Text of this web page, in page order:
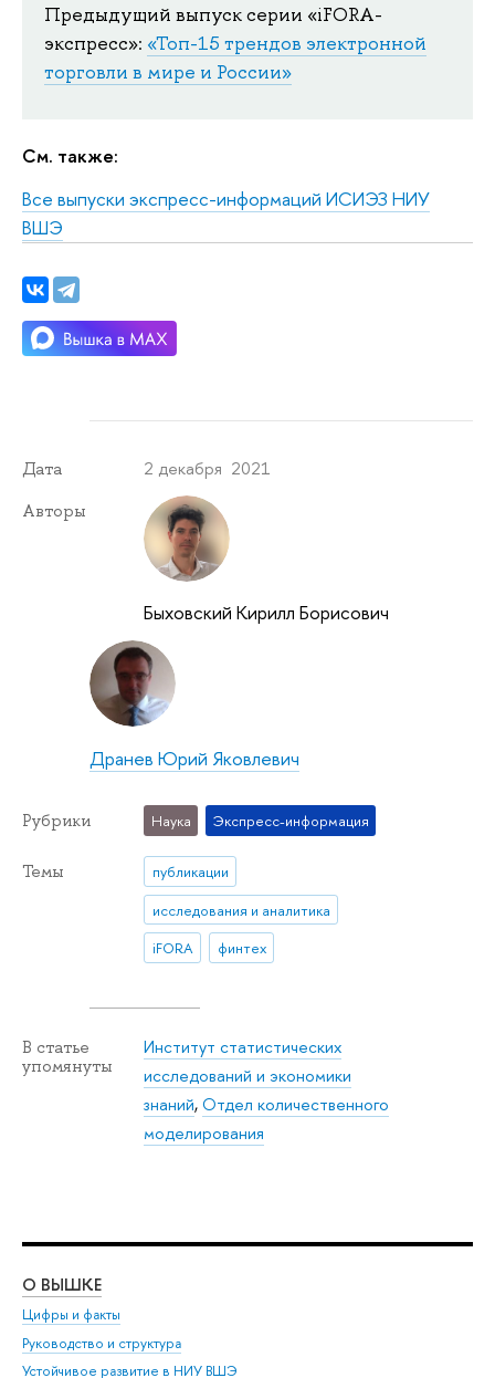
Предыдущий выпуск серии «iFORA-
экспресс»: «Топ-15 трендов электронной
торговли в мире и России»
См. также:
Все выпуски экспресс-информаций ИСИЭЗ НИУ
ВШЭ
Дата 2 декабря 2021
Авторы
Быховский Кирилл Борисович
Дранев Юрий Яковлевич
Рубрики Наука Экспресс-информация
Темы
публикации
исследования и аналитика
iFORA
финтех
В статье
упомянуты
Институт статистических
исследований и экономики
знаний,Отдел количественного
моделирования
О ВЫШКЕ
Цифры и факты
Руководство и структура
Устойчивое развитие в НИУ ВШЭ